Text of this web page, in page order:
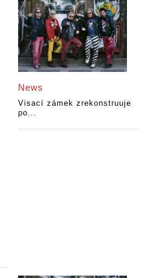
News
Visací zámek zrekonstruuje
po...